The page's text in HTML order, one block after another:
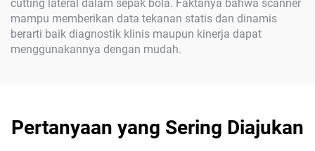
cutting lateral dalam sepak bola. Faktanya bahwa scanner
mampu memberikan data tekanan statis dan dinamis
berarti baik diagnostik klinis maupun kinerja dapat
menggunakannya dengan mudah.
Pertanyaan yang Sering Diajukan